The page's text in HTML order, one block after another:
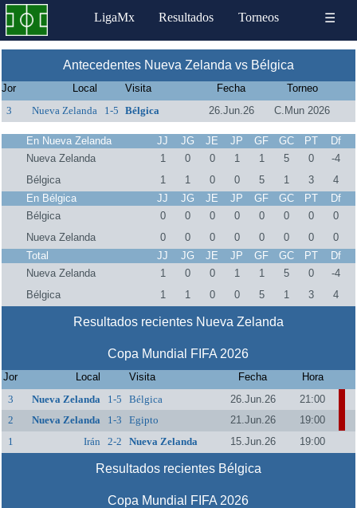
LigaMx Resultados Torneos ☰
Antecedentes Nueva Zelanda vs Bélgica
Jor Local Visita Fecha
Torneo
3
Nueva Zelanda 1-5 Bélgica 26.Jun.26 C.Mun 2026
En Nueva Zelanda JJ JG JE JP GF GC PT
Df
Nueva Zelanda
1 0 0 1 1 5 0
-4
Bélgica
1 1 0 0 5 1 3
4
En Bélgica
JJ JG JE JP GF GC PT
Df
Bélgica
0 0 0 0 0 0 0
0
Nueva Zelanda
0 0 0 0 0 0 0
0
Total
JJ JG JE JP GF GC PT
Df
Nueva Zelanda
1 0 0 1 1 5 0
-4
Bélgica
1 1 0 0 5 1 3 4
Resultados recientes Nueva Zelanda
Copa Mundial FIFA 2026
Jor Local Visita Fecha
Hora
3
Nueva Zelanda 1-5 Bélgica 26.Jun.26
21:00
2
Nueva Zelanda 1-3 Egipto 21.Jun.26
19:00
1
Irán 2-2 Nueva Zelanda 15.Jun.26 19:00
Resultados recientes Bélgica
Copa Mundial FIFA 2026